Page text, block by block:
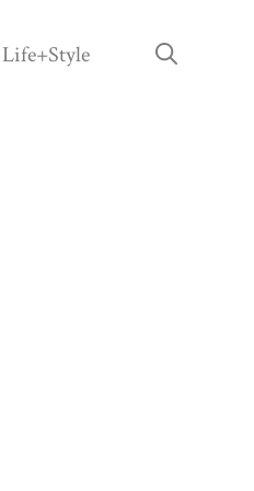
Life+Style